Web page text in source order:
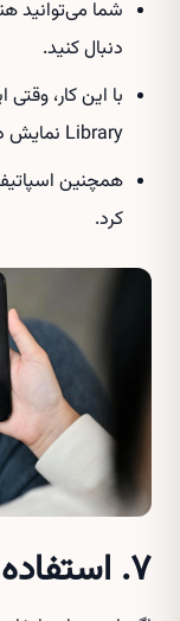
شما می‌توانید
دنبال کنید.
Library نمایش داده می‌شود.
همچنین
کرد.
۷. استفاده از قابلیت‌های مشترک